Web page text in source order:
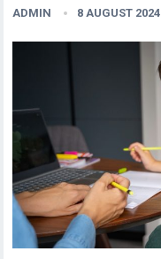
ADMIN 8 AUGUST 2024